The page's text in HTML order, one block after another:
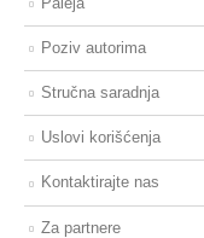
Poziv autorima
Stručna saradnja
Uslovi korišćenja
Kontaktirajte nas
Za partnere